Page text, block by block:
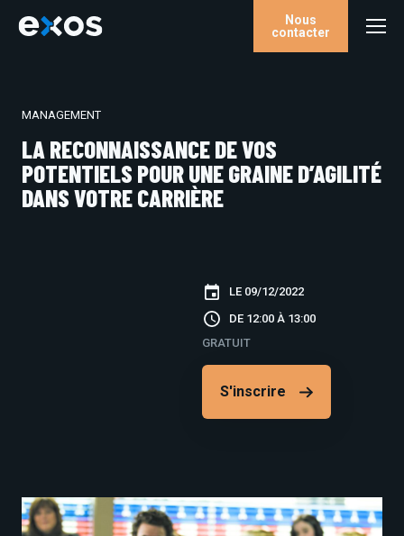
Nous
contacter
MANAGEMENT
LA RECONNAISSANCE DE VOS
POTENTIELS POUR UNE GRAINE D’AGILITÉ
DANS VOTRE CARRIÈRE
LE 09/12/2022
DE 12:00 À 13:00
GRATUIT
S'inscrire